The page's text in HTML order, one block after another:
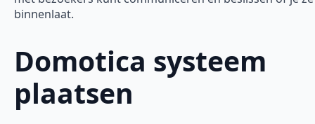
binnenlaat.
Domotica systeem
plaatsen